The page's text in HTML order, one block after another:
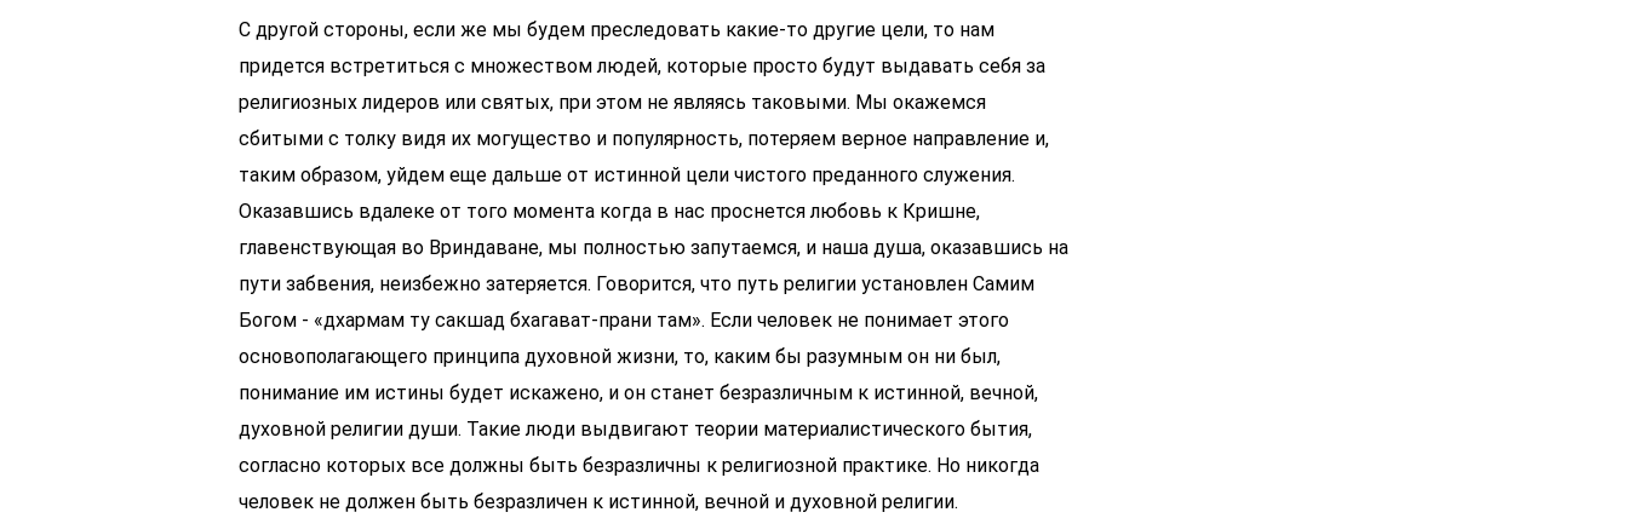
С другой стороны, если же мы будем преследовать какие-то другие цели, то нам
придется встретиться с множеством людей, которые просто будут выдавать себя за
религиозных лидеров или святых, при этом не являясь таковыми. Мы окажемся
сбитыми с толку видя их могущество и популярность, потеряем верное направление и,
таким образом, уйдем еще дальше от истинной цели чистого преданного служения.
Оказавшись вдалеке от того момента когда в нас проснется любовь к Кришне,
главенствующая во Вриндаване, мы полностью запутаемся, и наша душа, оказавшись на
пути забвения, неизбежно затеряется. Говорится, что путь религии установлен Самим
Богом - «дхармам ту сакшад бхагават-прани там». Если человек не понимает этого
основополагающего принципа духовной жизни, то, каким бы разумным он ни был,
понимание им истины будет искажено, и он станет безразличным к истинной, вечной,
духовной религии души. Такие люди выдвигают теории материалистического бытия,
согласно которых все должны быть безразличны к религиозной практике. Но никогда
человек не должен быть безразличен к истинной, вечной и духовной религии.